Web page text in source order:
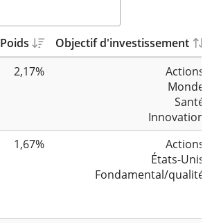
Poids
Objectif d'investissement
2,17%
Actions
Monde
Santé
Innovation
1,67%
Actions
États-Unis
Fondamental/qualité